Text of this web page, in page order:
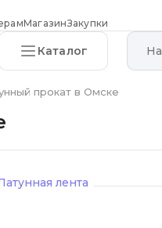
МагазинЗакупки
Каталог
прокат в Омске
лента